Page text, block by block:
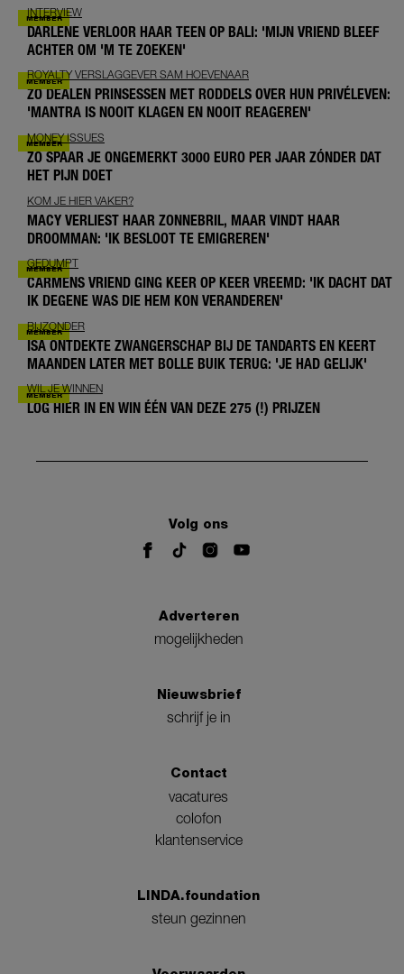
INTERVIEW
DARLENE VERLOOR HAAR TEEN OP BALI: 'MIJN VRIEND BLEEF
ACHTER OM 'M TE ZOEKEN'
ROYALTY VERSLAGGEVER SAM HOEVENAAR
ZO DEALEN PRINSESSEN MET RODDELS OVER HUN PRIVÉLEVEN:
'MANTRA IS NOOIT KLAGEN EN NOOIT REAGEREN'
MONEY ISSUES
ZO SPAAR JE ONGEMERKT 3000 EURO PER JAAR ZÓNDER DAT
HET PIJN DOET
KOM JE HIER VAKER?
MACY VERLIEST HAAR ZONNEBRIL, MAAR VINDT HAAR
DROOMMAN: 'IK BESLOOT TE EMIGREREN'
GEDUMPT
CARMENS VRIEND GING KEER OP KEER VREEMD: 'IK DACHT DAT
IK DEGENE WAS DIE HEM KON VERANDEREN'
BIJZONDER
ISA ONTDEKTE ZWANGERSCHAP BIJ DE TANDARTS EN KEERT
MAANDEN LATER MET BOLLE BUIK TERUG: 'JE HAD GELIJK'
WIL JE WINNEN
LOG HIER IN EN WIN ÉÉN VAN DEZE 275 (!) PRIJZEN
Volg ons
Adverteren
mogelijkheden
Nieuwsbrief
schrijf je in
Contact
vacatures
colofon
klantenservice
LINDA.foundation
steun gezinnen